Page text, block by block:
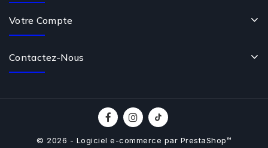
Votre Compte
Contactez-Nous
© 2026 - Logiciel e-commerce par PrestaShop™